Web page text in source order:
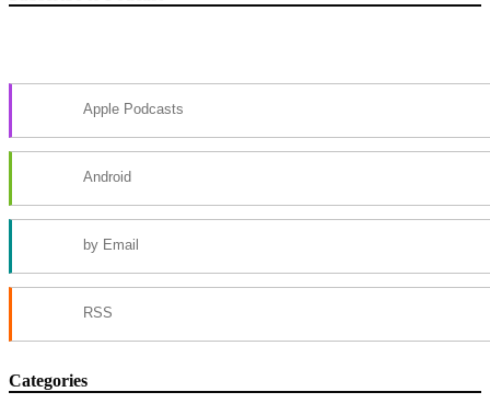
Apple Podcasts
Android
by Email
RSS
Categories